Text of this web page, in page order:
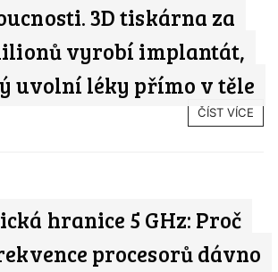
3D tiskárna za
vyrobí implantát,
uvolní léky přímo v těle
ČÍST VÍCE
hranice 5 GHz: Proč
procesorů dávno